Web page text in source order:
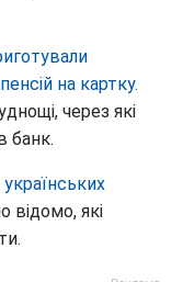
на картку.
через які
банк.
українських
відомо, які